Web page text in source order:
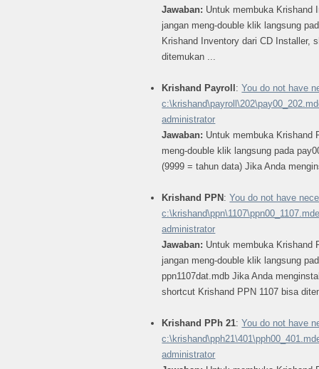
Jawaban: Untuk membuka Krishand
jangan meng-double klik langsung
Krishand Inventory dari CD Installer,
ditemukan ...
Krishand Payroll:You do not have
administrator
Jawaban: Untuk membuka Krishand
meng-double klik langsung pada
(9999 = tahun data) Jika Anda
Krishand PPN:You do not have
administrator
Jawaban: Untuk membuka Krishand
jangan meng-double klik langsung
ppn1107dat.mdb Jika Anda
shortcut Krishand PPN 1107 bisa
Krishand PPh 21:You do not have
administrator